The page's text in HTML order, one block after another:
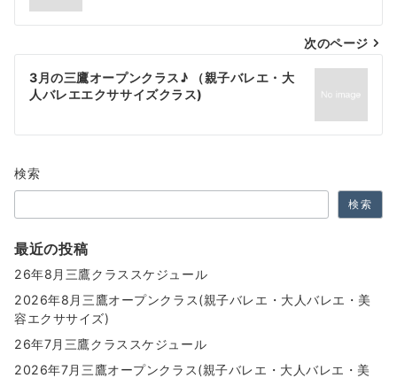
ナ
ビ
ゲ
ー
シ
ョ
ン
次のページ
3月の三鷹オープンクラス♪ （親子バレエ・大
人バレエエクササイズクラス)
検索
検索
最近の投稿
26年8月三鷹クラススケジュール
2026年8月三鷹オープンクラス(親子バレエ・大人バレエ・美
容エクササイズ)
26年7月三鷹クラススケジュール
2026年7月三鷹オープンクラス(親子バレエ・大人バレエ・美